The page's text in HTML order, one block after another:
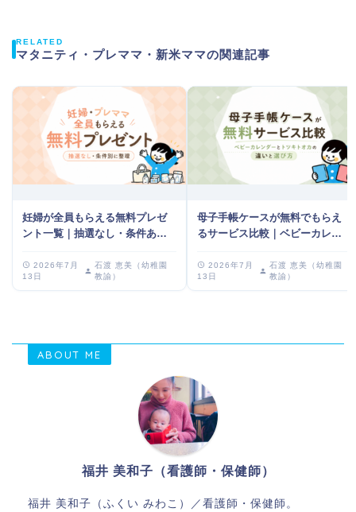
RELATED
マタニティ・プレママ・新米ママの関連記事
妊婦が全員もらえる無料プレゼ
ント一覧｜抽選なし・条件あり
2026年7月
13日
石渡 恵美（幼稚園
教諭）
母子手帳ケースが無料でもらえ
るサービス比較｜ベビーカレン
び方2026年7月
13日
石渡 恵美（幼稚園
教諭）
ABOUT ME
福井 美和子（看護師・保健師）
福井 美和子（ふくい みわこ）／看護師・保健師。